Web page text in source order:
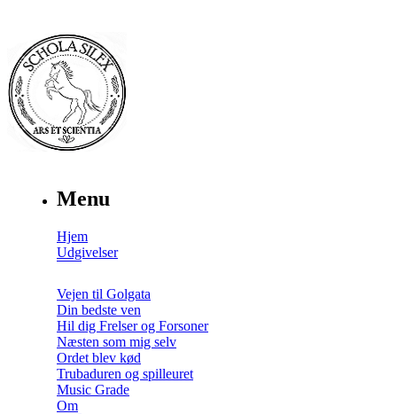
Menu
Hjem
Udgivelser
Vejen til Golgata
Din bedste ven
Hil dig Frelser og Forsoner
Næsten som mig selv
Ordet blev kød
Trubaduren og spilleuret
Music Grade
Om